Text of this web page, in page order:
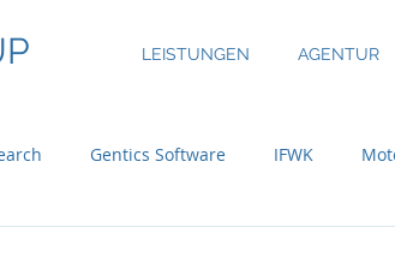
LEISTUNGEN AGENTUR
Gentics Software IFWK